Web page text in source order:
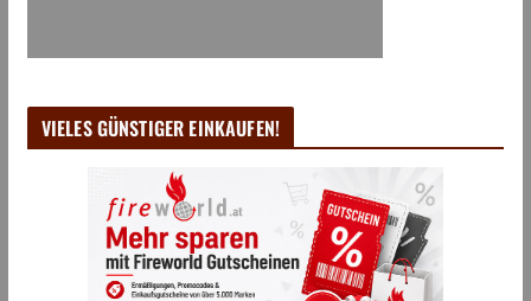
VIELES GÜNSTIGER EINKAUFEN!